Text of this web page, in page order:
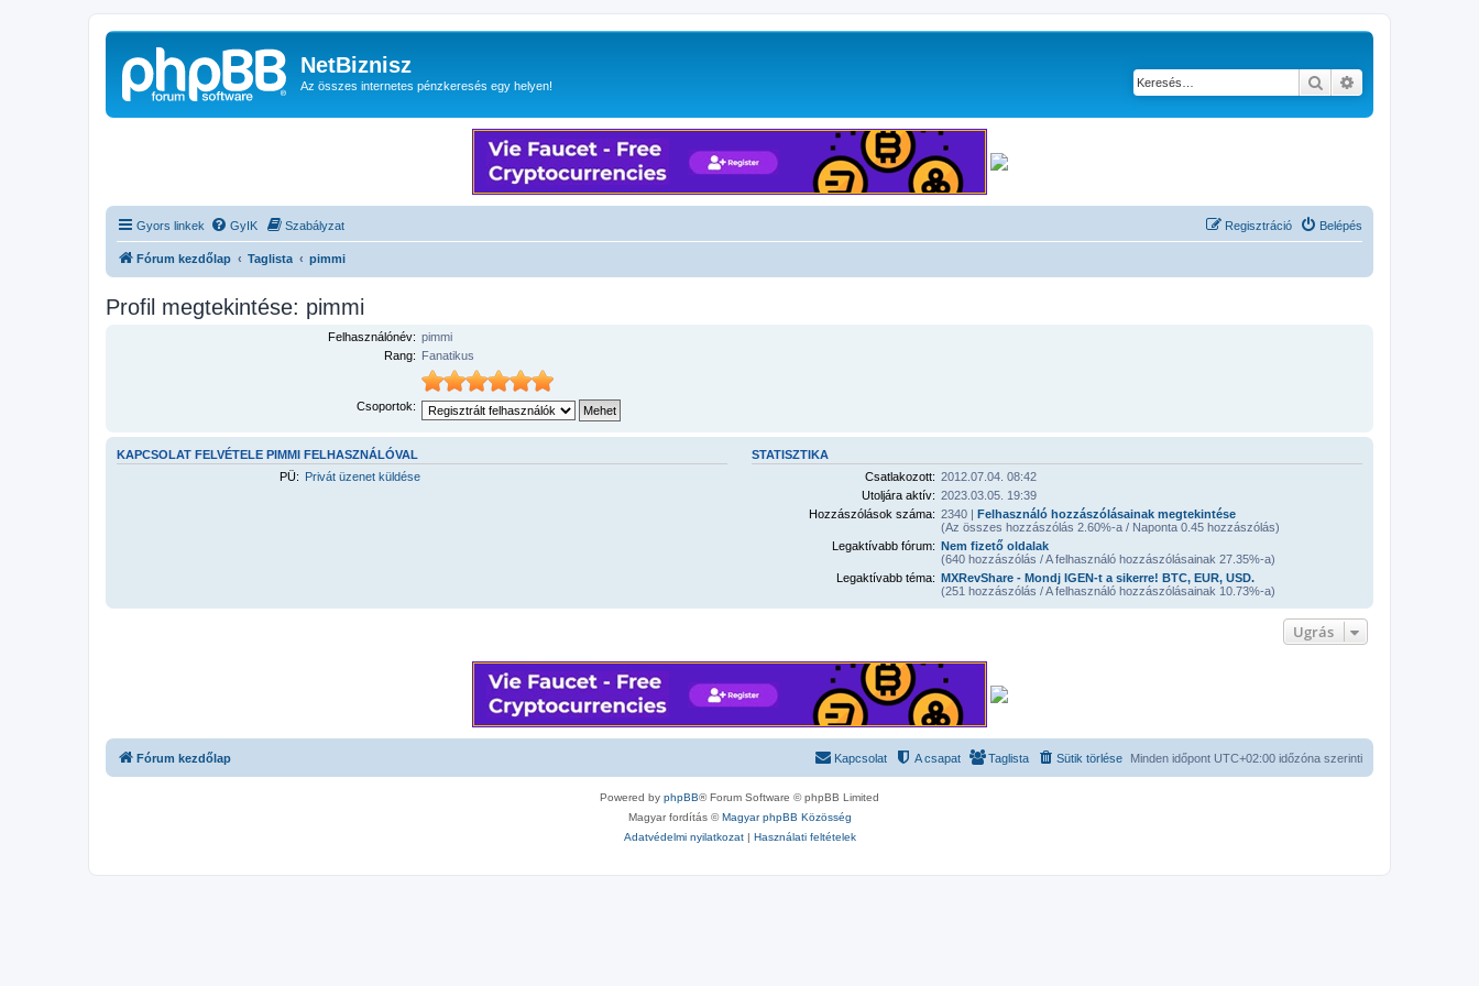
NetBiznisz
Az összes internetes pénzkeresés egy helyen! Keresés
Gyors linkek GyIK Szabályzat Belépés
Regisztráció
Fórum kezdőlap Taglista pimmi
Profil megtekintése: pimmi
Felhasználónév: pimmi
Rang: Fanatikus
Csoportok:
KAPCSOLAT FELVÉTELE PIMMI FELHASZNÁLÓVAL
PÜ: Privát üzenet küldése
STATISZTIKA
Csatlakozott: 2012.07.04. 08:42
Utoljára aktív: 2023.03.05. 19:39
Hozzászólások száma: 2340 | Felhasználó hozzászólásainak megtekintése
(Az összes hozzászólás 2.60%-a / Naponta 0.45 hozzászólás)
Legaktívabb fórum: Nem fizető oldalak
(640 hozzászólás / A felhasználó hozzászólásainak 27.35%-a)
Legaktívabb téma: MXRevShare - Mondj IGEN-t a sikerre! BTC, EUR, USD.
(251 hozzászólás / A felhasználó hozzászólásainak 10.73%-a)
Ugrás
Fórum kezdőlap Minden időpont UTC+02:00 időzóna szerinti
Sütik törlése
Taglista
A csapat
Kapcsolat
Powered by phpBB® Forum Software © phpBB Limited
Magyar fordítás ©Magyar phpBB Közösség
Adatvédelmi nyilatkozat| Használati feltételek